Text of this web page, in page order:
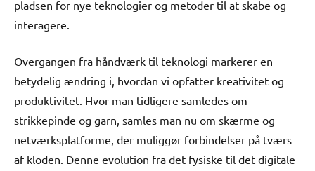
pladsen for nye teknologier og metoder til at skabe og
interagere.
Overgangen fra håndværk til teknologi markerer en
betydelig ændring i, hvordan vi opfatter kreativitet og
produktivitet. Hvor man tidligere samledes om
strikkepinde og garn, samles man nu om skærme og
netværksplatforme, der muliggør forbindelser på tværs
af kloden. Denne evolution fra det fysiske til det digitale